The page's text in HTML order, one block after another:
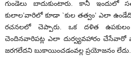
గుండెలు బాదుకుంటారు. కానీ ఇందులో
కులాల’వారిలో కూడా `కుల తత్వం’ ఎలా
రచనలలో చెప్పారు. ఒక దళిత
చెందినవారిపట్ల ఎలా దుర్వ్యవహారం చేసేవారో
జరగలేదని బుకాయించడంవల్ల ప్రయోజనం లేదు.